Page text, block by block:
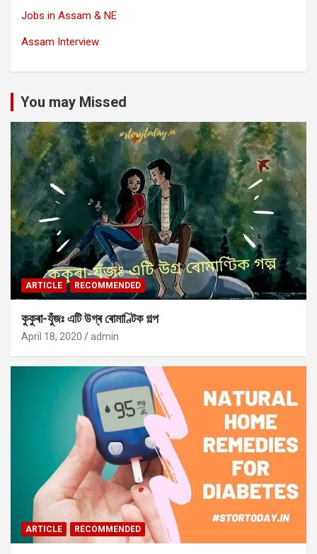
Jobs in Assam & NE
Assam Interview
You may Missed
ARTICLE RECOMMENDED
কুকুৰা-যুঁজঃ এটি উগ্ৰ ৰোমাণ্টিক গল্প
April 18, 2020 admin
ARTICLE RECOMMENDED